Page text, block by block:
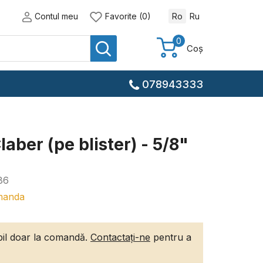
Contul meu Favorite (0) Ro Ru
0
Coș
078943333
(pe blister) - 5/8"
doar la comandă. Contactați-ne pentru a